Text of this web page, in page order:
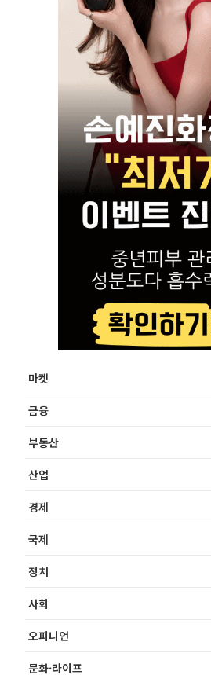
마켓
금융
부동산
산업
경제
국제
정치
사회
오피니언
문화·라이프